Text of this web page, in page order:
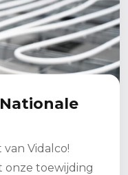
Vidalco!
onze toewijding